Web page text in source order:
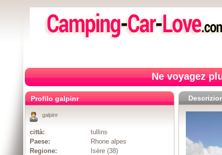
Ne voyagez
Profilo galpinr
galpinr
città:
tullins
Paese:
Rhone alpes
Regione:
Isère (38)